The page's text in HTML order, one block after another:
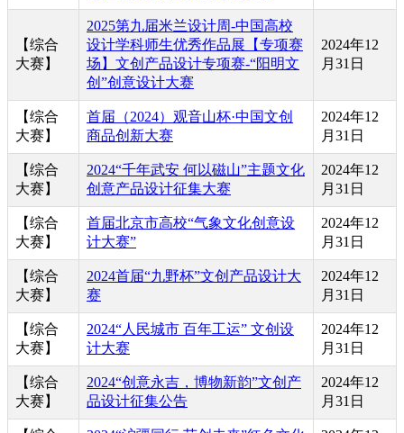
【综合
大赛】
2025第九届米兰设计周-中国高校
设计学科师生优秀作品展【专项赛
场】文创产品设计专项赛-“阳明文
创”创意设计大赛
2024年12
月31日
【综合
大赛】
首届（2024）观音山杯·中国文创
商品创新大赛
2024年12
月31日
【综合
大赛】
2024“千年武安 何以磁山”主题文化
创意产品设计征集大赛
2024年12
月31日
【综合
大赛】
首届北京市高校“气象文化创意设
计大赛”
2024年12
月31日
【综合
大赛】
2024首届“九野杯”文创产品设计大
赛
2024年12
月31日
【综合
大赛】
2024“人民城市 百年工运” 文创设
计大赛
2024年12
月31日
【综合
大赛】
2024“创意永吉，博物新韵”文创产
品设计征集公告
2024年12
月31日